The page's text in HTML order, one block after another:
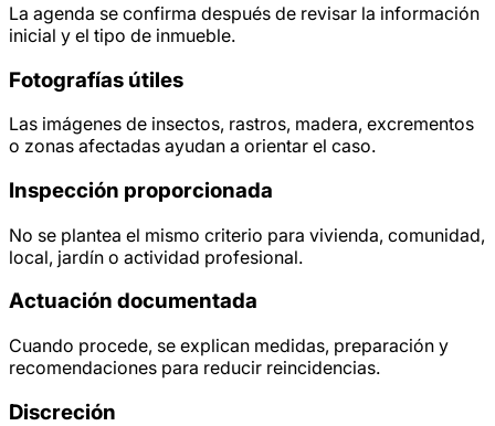
La agenda se confirma después de revisar la información
inicial y el tipo de inmueble.
Fotografías útiles
Las imágenes de insectos, rastros, madera, excrementos
o zonas afectadas ayudan a orientar el caso.
Inspección proporcionada
No se plantea el mismo criterio para vivienda, comunidad,
local, jardín o actividad profesional.
Actuación documentada
Cuando procede, se explican medidas, preparación y
recomendaciones para reducir reincidencias.
Discreción